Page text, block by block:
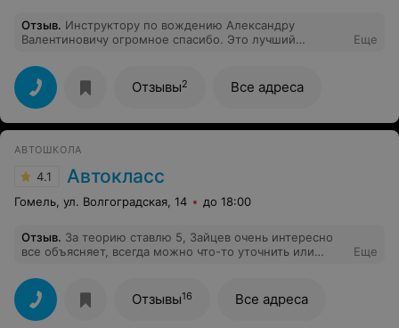
Отзыв. Инструктору по вождению Александру
Валентиновичу огромное спасибо. Это лучший
Еще
Отзывы2 Все адреса
АВТОШКОЛА
4.1 Автокласс
Гомель, ул. Волгоградская, 14 до 18:00
Отзыв. За теорию ставлю 5, Зайцев очень интересно
все объясняет, всегда можно что-то уточнить или
крики с первого занятия, все пробелы в знаниях
скидывает на то, что преподаватель плохо обучил
теории, сам ничего не объясняет, занятия проходили
35-45 минут, хотя вроде как стоит 2 академических
Еще
Отзывы16 Все адреса